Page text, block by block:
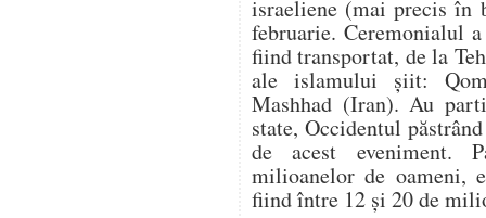
israeliene (mai precis în
februarie. Ceremonialul
fiind transportat, de la
ale islamului șiit:
Mashhad (Iran). Au
state, Occidentul
de acest eveniment.
milioanelor de oameni,
fiind între 12 și 20 de